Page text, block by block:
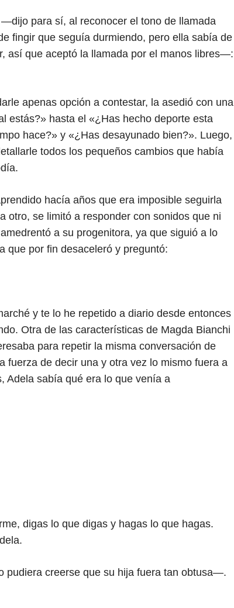
para sí, al reconocer el tono de llamada
fingir que seguía durmiendo, pero ella sabía de
así que aceptó la llamada por el manos libres—:
apenas opción a contestar, la asedió con una
estás?» hasta el «¿Has hecho deporte esta
hace?» y «¿Has desayunado bien?». Luego,
todos los pequeños cambios que había
hacía años que era imposible seguirla
otro, se limitó a responder con sonidos que ni
a su progenitora, ya que siguió a lo
que por fin desaceleró y preguntó:
y te lo he repetido a diario desde entonces
Otra de las características de Magda Bianchi
para repetir la misma conversación de
fuerza de decir una y otra vez lo mismo fuera a
Adela sabía qué era lo que venía a
digas lo que digas y hagas lo que hagas.
creerse que su hija fuera tan obtusa—.